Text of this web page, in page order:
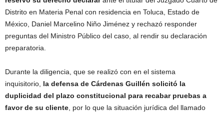
Distrito en Materia Penal con residencia en Toluca, Estado de
México, Daniel Marcelino Niño Jiménez y rechazó responder
preguntas del Ministro Público del caso, al rendir su declaración
preparatoria.
Durante la diligencia, que se realizó con en el sistema
inquisitorio, la defensa de Cárdenas Guillén solicitó la
duplicidad del plazo constitucional para recabar pruebas a
favor de su cliente , por lo que la situación jurídica del llamado